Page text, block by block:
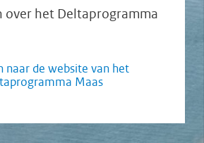
over het Deltaprogramma
naar de website van het
Maas